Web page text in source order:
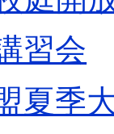
習会
夏季